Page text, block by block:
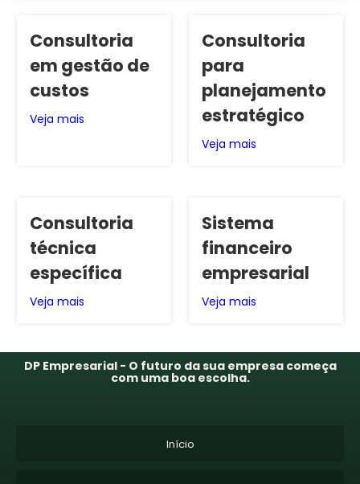
Consultoria
em gestão de
custos
Veja mais
Consultoria
para
planejamento
estratégico
Veja mais
Consultoria
técnica
específica
Veja mais
Sistema
financeiro
empresarial
Veja mais
DP Empresarial - O futuro da sua empresa começa
com uma boa escolha.
Início